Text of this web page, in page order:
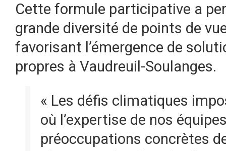
Cette formule participative a
grande diversité de points de
favorisant l’émergence de
propres à Vaudreuil-Soulanges.
« Les défis climatiques
où l’expertise de nos
préoccupations concrètes